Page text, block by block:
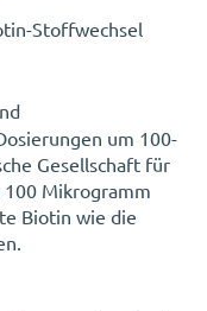
Stoffwechsel
um 100-
Gesellschaft für
Mikrogramm
Biotin wie die